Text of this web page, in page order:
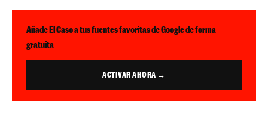
Añade El Caso a tus fuentes favoritas de Google de forma
gratuita
ACTIVAR AHORA →